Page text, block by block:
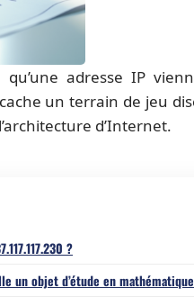
adresse IP
un terrain de jeu
d’Internet.
?
un objet d’étude en